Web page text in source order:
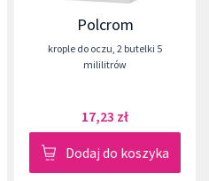
Polcrom
krople do oczu, 2 butelki 5
mililitrów
17,23 zł
Dodaj do koszyka